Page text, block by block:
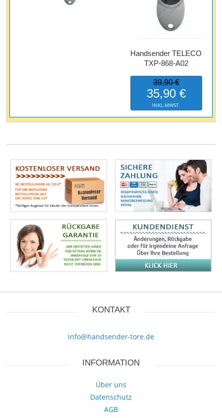
Handsender TELECO
TXP-868-A02
39,90 €
35,90 €
INKL.MWST.
KONTAKT
info@handsender-tore.de
INFORMATION
Über uns
Datenschutz
AGB